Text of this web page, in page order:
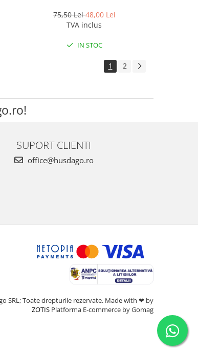
75,50 Lei48,00 Lei
TVA inclus
IN STOC
1 2
SUPORT CLIENTI
office@husdago.ro
SRL; Toate drepturile rezervate. Made with ❤ by
ZOTIS Platforma E-commerce by Gomag